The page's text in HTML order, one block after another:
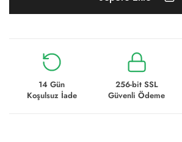
14 Gün
Koşulsuz İade
256-bit SSL
Güvenli Ödeme